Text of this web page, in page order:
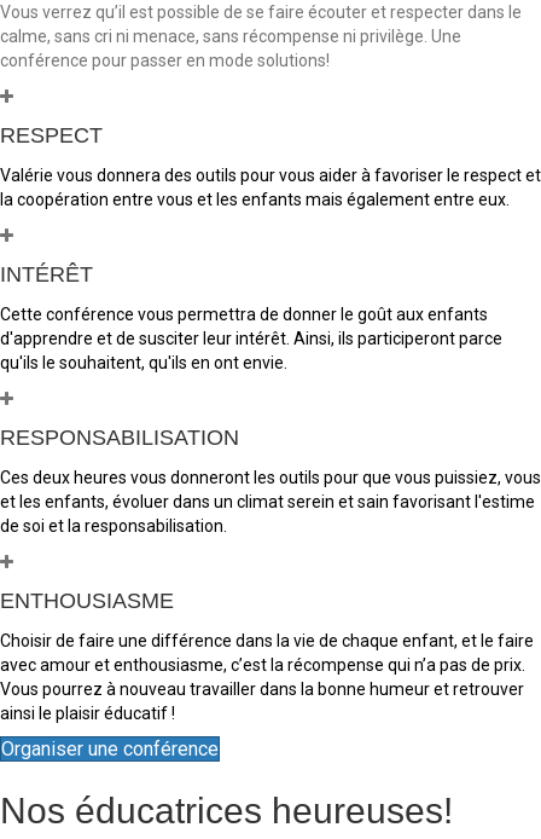
Vous verrez qu’il est possible de se faire écouter et respecter dans le
calme, sans cri ni menace, sans récompense ni privilège. Une
conférence pour passer en mode solutions!
RESPECT
Valérie vous donnera des outils pour vous aider à favoriser le respect et
la coopération entre vous et les enfants mais également entre eux.
INTÉRÊT
Cette conférence vous permettra de donner le goût aux enfants
d'apprendre et de susciter leur intérêt. Ainsi, ils participeront parce
qu'ils le souhaitent, qu'ils en ont envie.
RESPONSABILISATION
Ces deux heures vous donneront les outils pour que vous puissiez, vous
et les enfants, évoluer dans un climat serein et sain favorisant l'estime
de soi et la responsabilisation.
ENTHOUSIASME
Choisir de faire une différence dans la vie de chaque enfant, et le faire
avec amour et enthousiasme, c’est la récompense qui n’a pas de prix.
Vous pourrez à nouveau travailler dans la bonne humeur et retrouver
ainsi le plaisir éducatif !
Organiser une conférence
Nos éducatrices heureuses!